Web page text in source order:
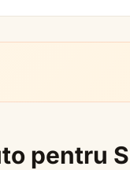
pentru